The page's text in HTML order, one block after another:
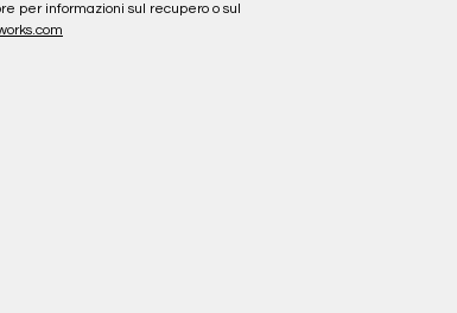
per informazioni sul recupero o sul